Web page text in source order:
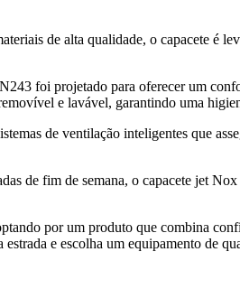
de alta qualidade, o capacete é
foi projetado para oferecer um
e lavável, garantindo uma
de ventilação inteligentes que
de fim de semana, o capacete jet
por um produto que combina
e escolha um equipamento de